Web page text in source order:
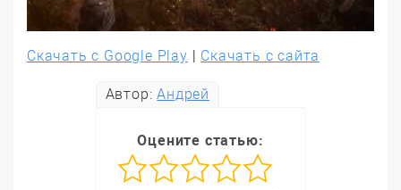
Скачать с Google Play Скачать с сайта
Автор:Андрей
Оцените статью: